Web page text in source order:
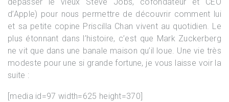
dépasser le vieux Steve Jobs, cofondateur et CEO
d’Apple) pour nous permettre de découvrir comment lui
et sa petite copine Priscilla Chan vivent au quotidien. Le
plus étonnant dans l’histoire, c’est que Mark Zuckerberg
ne vit que dans une banale maison qu’il loue. Une vie très
modeste pour une si grande fortune, je vous laisse voir la
suite :
[media id=97 width=625 height=370]